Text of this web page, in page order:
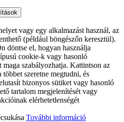
vagy egy alkalmazást használ, az
(például böngészőn keresztül).
döntse el, hogyan használja
cookie-k vagy hasonló
maga szabályozhatja. Kattintson az
szeretne megtudni, és
bizonyos sütiket vagy hasonló
tartalom megjelenítését vagy
elérhetetlenségét
További információ